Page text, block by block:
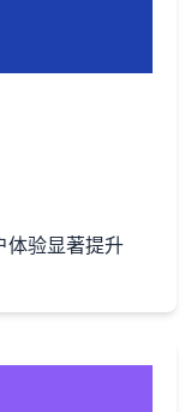
体验显著提升